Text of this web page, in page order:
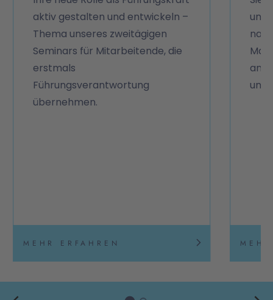
aktiv gestalten und entwickeln –
Thema unseres zweitägigen
Seminars für Mitarbeitende, die
erstmals
Führungsverantwortung
übernehmen.
MEHR ERFAHREN
und
und